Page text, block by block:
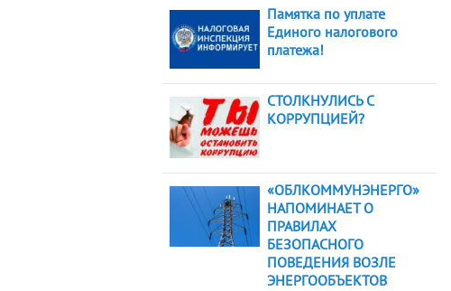
Памятка по уплате
Единого налогового
платежа!
СТОЛКНУЛИСЬ С
КОРРУПЦИЕЙ?
«ОБЛКОММУНЭНЕРГО»
НАПОМИНАЕТ О
ПРАВИЛАХ
БЕЗОПАСНОГО
ПОВЕДЕНИЯ ВОЗЛЕ
ЭНЕРГООБЪЕКТОВ